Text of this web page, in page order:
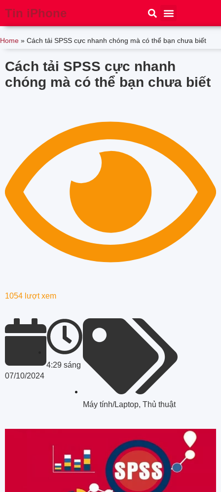
Tin iPhone
Home » Cách tải SPSS cực nhanh chóng mà có thể bạn chưa biết
Cách tải SPSS cực nhanh
chóng mà có thể bạn chưa biết
1054 lượt xem
07/10/2024
4:29 sáng
Máy tính/Laptop, Thủ thuật